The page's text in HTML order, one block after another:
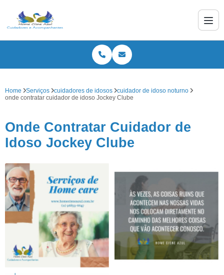
Home Serviços cuidadores de idosos
cuidador de idoso noturno
onde contratar cuidador de idoso Jockey Clube
Onde Contratar Cuidador de
Idoso Jockey Clube